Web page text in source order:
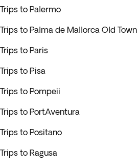
Trips to Palermo
Trips to Palma de Mallorca Old Town
Trips to Paris
Trips to Pisa
Trips to Pompeii
Trips to PortAventura
Trips to Positano
Trips to Ragusa